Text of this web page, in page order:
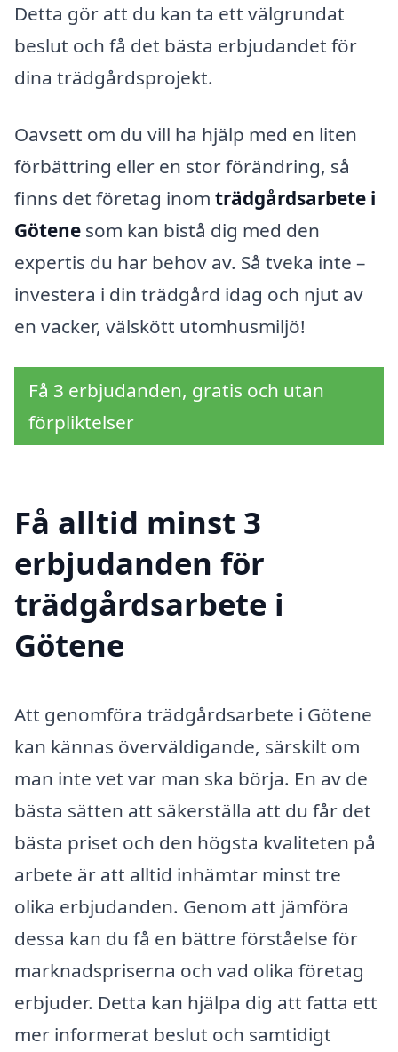
Detta gör att du kan ta ett välgrundat
beslut och få det bästa erbjudandet för
dina trädgårdsprojekt.
Oavsett om du vill ha hjälp med en liten
förbättring eller en stor förändring, så
finns det företag inom trädgårdsarbete i
Götene som kan bistå dig med den
expertis du har behov av. Så tveka inte –
investera i din trädgård idag och njut av
en vacker, välskött utomhusmiljö!
Få 3 erbjudanden, gratis och utan
förpliktelser
Få alltid minst 3
erbjudanden för
trädgårdsarbete i
Götene
Att genomföra trädgårdsarbete i Götene
kan kännas överväldigande, särskilt om
man inte vet var man ska börja. En av de
bästa sätten att säkerställa att du får det
bästa priset och den högsta kvaliteten på
arbete är att alltid inhämtar minst tre
olika erbjudanden. Genom att jämföra
dessa kan du få en bättre förståelse för
marknadspriserna och vad olika företag
erbjuder. Detta kan hjälpa dig att fatta ett
mer informerat beslut och samtidigt